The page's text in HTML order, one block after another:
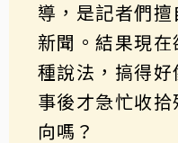
導，是記者們
新聞。結果現
種說法，搞得好
事後才急忙收
向嗎？